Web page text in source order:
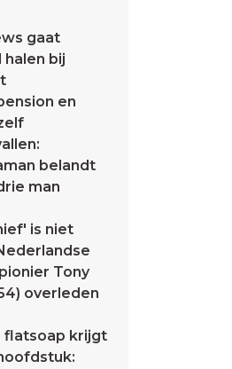
gaat
halen bij
en
belandt
man
is niet
Tony
overleden
flatsoap krijgt